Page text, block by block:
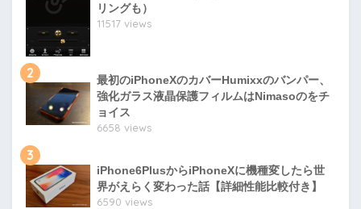
リングも）
11517 views
2
最初のiPhoneXのカバーHumixxのバンパー、
強化ガラス液晶保護フィルムはNimasoのをチ
ョイス
6658 views
3
iPhone6PlusからiPhoneXに機種変したら世
界がえらく変わった話【詳細性能比較付き】
6590 views